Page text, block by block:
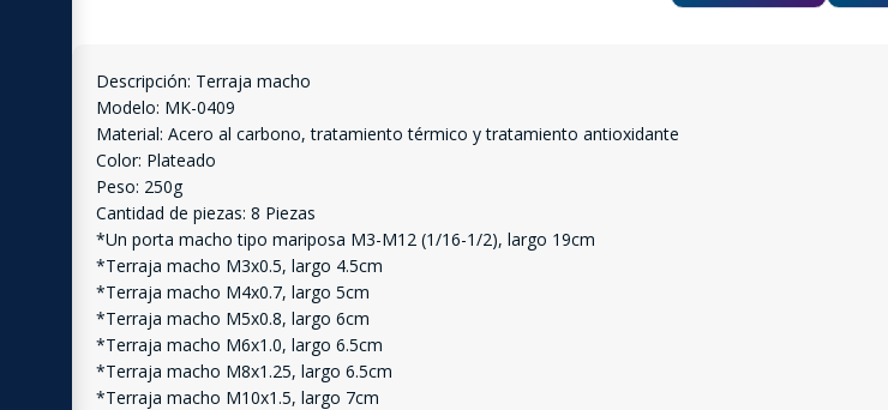
Descripción: Terraja macho
Modelo: MK-0409
Material: Acero al carbono, tratamiento térmico y tratamiento antioxidante
Color: Plateado
Peso: 250g
Cantidad de piezas: 8 Piezas
*Un porta macho tipo mariposa M3-M12 (1/16-1/2), largo 19cm
*Terraja macho M3x0.5, largo 4.5cm
*Terraja macho M4x0.7, largo 5cm
*Terraja macho M5x0.8, largo 6cm
*Terraja macho M6x1.0, largo 6.5cm
*Terraja macho M8x1.25, largo 6.5cm
*Terraja macho M10x1.5, largo 7cm